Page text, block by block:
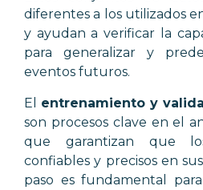
diferentes a los utilizados
y ayudan a verificar la
para generalizar y
eventos futuros.
El entrenamiento y
son procesos clave en el
que garantizan que
confiables y precisos en
paso es fundamental